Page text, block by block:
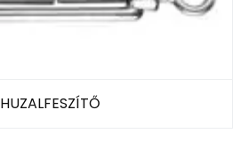
HUZALFESZÍTŐ